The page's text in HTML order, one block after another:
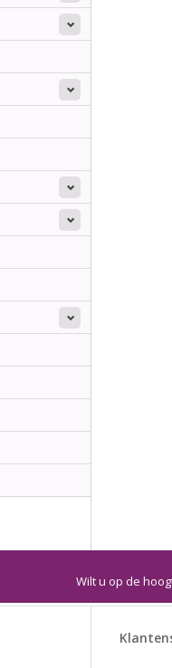
Wilt u op de